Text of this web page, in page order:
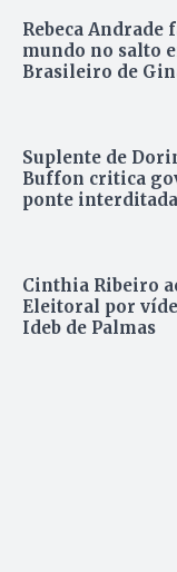
Rebeca Andrade
mundo no salto
Brasileiro de
Suplente de
Buffon critica
ponte interditada
Cinthia Ribeiro
Eleitoral por
Ideb de Palmas